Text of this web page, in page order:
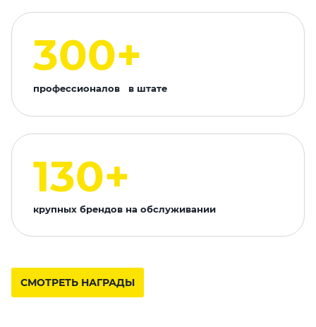
300+
профессионалов в штате
130+
крупных брендов на обслуживании
СМОТРЕТЬ НАГРАДЫ